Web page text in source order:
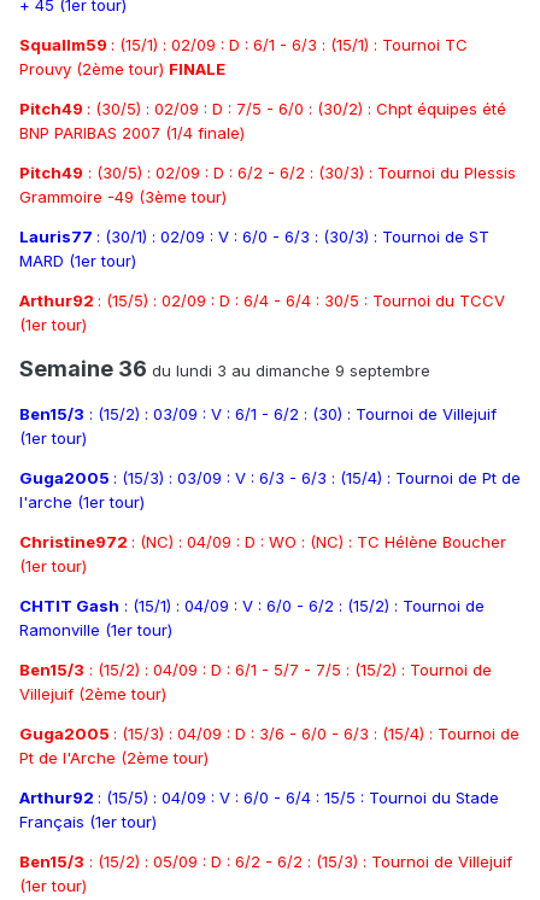
+ 45 (1er tour)
Squallm59 : (15/1) : 02/09 : D : 6/1 - 6/3 : (15/1) : Tournoi TC
Prouvy (2ème tour) FINALE
Pitch49 : (30/5) : 02/09 : D : 7/5 - 6/0 : (30/2) : Chpt équipes été
BNP PARIBAS 2007 (1/4 finale)
Pitch49 : (30/5) : 02/09 : D : 6/2 - 6/2 : (30/3) : Tournoi du Plessis
Grammoire -49 (3ème tour)
Lauris77 : (30/1) : 02/09 : V : 6/0 - 6/3 : (30/3) : Tournoi de ST
MARD (1er tour)
Arthur92 : (15/5) : 02/09 : D : 6/4 - 6/4 : 30/5 : Tournoi du TCCV
(1er tour)
Semaine 36 du lundi 3 au dimanche 9 septembre
Ben15/3 : (15/2) : 03/09 : V : 6/1 - 6/2 : (30) : Tournoi de Villejuif
(1er tour)
Guga2005 : (15/3) : 03/09 : V : 6/3 - 6/3 : (15/4) : Tournoi de Pt de
l'arche (1er tour)
Christine972 : (NC) : 04/09 : D : WO : (NC) : TC Hélène Boucher
(1er tour)
CHTIT Gash : (15/1) : 04/09 : V : 6/0 - 6/2 : (15/2) : Tournoi de
Ramonville (1er tour)
Ben15/3 : (15/2) : 04/09 : D : 6/1 - 5/7 - 7/5 : (15/2) : Tournoi de
Villejuif (2ème tour)
Guga2005 : (15/3) : 04/09 : D : 3/6 - 6/0 - 6/3 : (15/4) : Tournoi de
Pt de l'Arche (2ème tour)
Arthur92 : (15/5) : 04/09 : V : 6/0 - 6/4 : 15/5 : Tournoi du Stade
Français (1er tour)
Ben15/3 : (15/2) : 05/09 : D : 6/2 - 6/2 : (15/3) : Tournoi de Villejuif
(1er tour)